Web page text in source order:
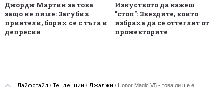
Джордж Мартин за това
защо не пише: Загубих
приятели, борих се с тъга и
депресия
Изкуството да кажеш
"стоп": Звездите, които
избраха да се оттеглят от
прожекторите
Лайфстайл / Тенденции / Джаджи / Honor Magic V5 - това ли ще е